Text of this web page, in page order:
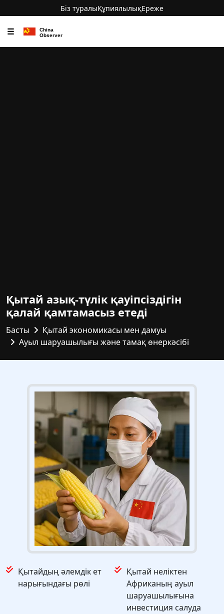
Біз туралыҚұпиялылықЕреже
☰
Қытай азық-түлік қауіпсіздігін
қалай қамтамасыз етеді
Басты
Қытай экономикасы мен дамуы
Ауыл шаруашылығы және тамақ өнеркәсібі
Қытайдың әлемдік ет
нарығындағы рөлі
Қытай неліктен
Африканың ауыл
шаруашылығына
инвестиция салуда